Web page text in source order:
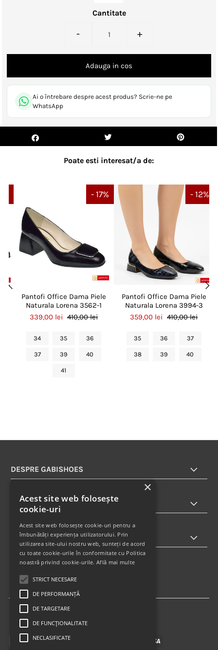
Cantitate
- +
Ai o întrebare despre acest produs? Scrie-ne pe
WhatsApp
Poate esti interesat/a de:
- 17%
Pantofi Office Dama Piele
Naturala Lorena 3562-1
339,00 lei 410,00 lei
34 35 36
37 39 40
41
- 12%
Pantofi Office Dama Piele
Naturala Lorena 3994-3
359,00 lei 410,00 lei
35 36 37
38 39 40
DESPRE GABISHOES
INFORMATII
ABONARE LA NEWSLETTER
×
Acest site web folosește
cookie-uri
Acest site web folosește cookie-uri pentru a
îmbunătăți experiența utilizatorului. Prin
utilizarea site-ului nostru web, sunteți de acord
cu toate cookie-urile în conformitate cu Politica
noastră privind cookie-urile.Află mai multe
STRICT NECESARE
DE PERFORMANȚĂ
DE TARGETARE
DE FUNCŢIONALITATE
NECLASIFICATE